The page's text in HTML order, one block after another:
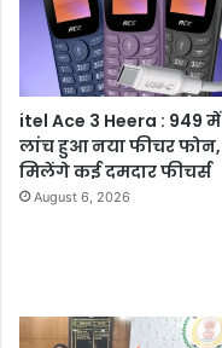
itel Ace 3 Heera : 949 में
लांच हुआ नया फीचर फोन,
मिलेंगे कई दमदार फीचर्स
August 6, 2026